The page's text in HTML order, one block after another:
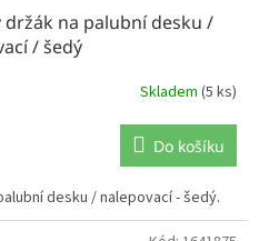
držák na palubní desku /
/ šedý
Skladem (5 ks)
Do košíku
desku / nalepovací - šedý.